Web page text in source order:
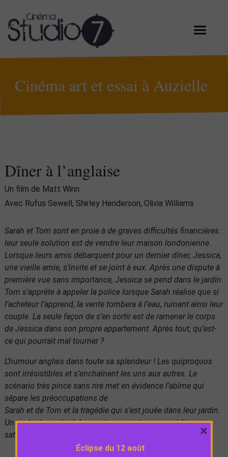
Cinéma art et essai à Auzielle
Dîner à l’anglaise
Un film de Matt Winn
Avec Rufus Sewell, Shirley Henderson, Olivia Williams
Sarah et Tom sont en proie à de graves difficultés financières :
leur seule solution est de vendre leur maison londonienne.
Lorsque leurs amis débarquent pour un dernier dîner, Jessica,
une vieille amie, s’invite et se joint à eux. Après une dispute à
première vue sans importance, Jessica se pend dans le jardin.
Tom s’apprête à appeler la police lorsque Sarah réalise que si
l’acheteur l’apprend, la vente tombera à l’eau, ruinant ainsi leur
couple. La seule façon de s’en sortir est de ramener le corps
de Jessica dans son propre appartement. Après tout, qu’est-
ce qui pourrait mal tourner ?
L’humour anglais dans toute sa splendeur ! Les quiproquos
sont irrésistibles et s’enchaînent les uns aux autres. Le
scénario très pince sans rire met en évidence l’abîme qui
sépare les préoccupations de
Sarah et de Tom et la tragédie qui s’est jouée dans leur jardin.
Un portrait au vitriol des quatre amis et une comédie noire,
satire des classes moyennes britanniques.
Éclipse du 12 août
×